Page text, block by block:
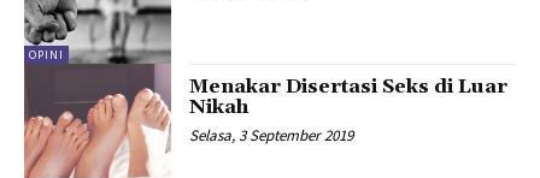
OPINI
Menakar Disertasi Seks di Luar
Nikah
Selasa, 3 September 2019